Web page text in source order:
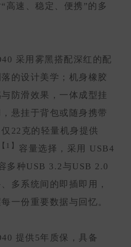
高速、稳定、便携”的多
采用雾黑搭配深红的配
的设计美学；机身橡胶
防滑效果，一体成型挂
悬挂于背包或随身携带
22克的轻量机身提供
【1】 容量选择，采用 USB4
多种USB 3.2与USB 2.0
多系统间的即插即用，
一份重要数据与回忆。
提供5年质保，具备